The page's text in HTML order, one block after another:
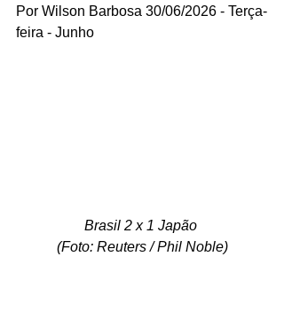
Por Wilson Barbosa 30/06/2026 - Terça-
feira - Junho
Brasil 2 x 1 Japão
(Foto: Reuters / Phil Noble)